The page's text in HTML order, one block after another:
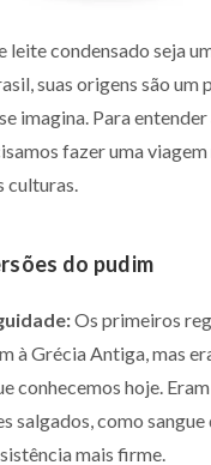
leite condensado seja
suas origens são um
imagina. Para
fazer uma
culturas.
do pudim
Os primeiros
à Grécia Antiga, mas
conhecemos hoje.
salgados, como sangue
mais firme.